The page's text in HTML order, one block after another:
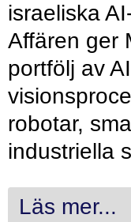
israeliska
Affären ger
portfölj av
robotar,
industriella
Läs mer...